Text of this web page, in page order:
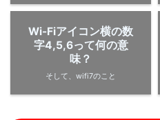
Wi-Fiアイコン横の数
字4,5,6って何の意
味？
そして、wifi7のこと